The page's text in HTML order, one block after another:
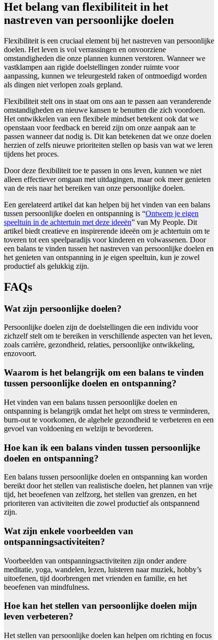
Het belang van flexibiliteit in het
nastreven van persoonlijke doelen
Flexibiliteit is een cruciaal element bij het nastreven van persoonlijke
doelen. Het leven is vol verrassingen en onvoorziene
omstandigheden die onze plannen kunnen verstoren. Wanneer we
vastklampen aan rigide doelstellingen zonder ruimte voor
aanpassing, kunnen we teleurgesteld raken of ontmoedigd worden
als dingen niet verlopen zoals gepland.
Flexibiliteit stelt ons in staat om ons aan te passen aan veranderende
omstandigheden en nieuwe kansen te benutten die zich voordoen.
Het ontwikkelen van een flexibele mindset betekent ook dat we
openstaan voor feedback en bereid zijn om onze aanpak aan te
passen wanneer dat nodig is. Dit kan betekenen dat we onze doelen
herzien of zelfs nieuwe prioriteiten stellen op basis van wat we leren
tijdens het proces.
Door deze flexibiliteit toe te passen in ons leven, kunnen we niet
alleen effectiever omgaan met uitdagingen, maar ook meer genieten
van de reis naar het bereiken van onze persoonlijke doelen.
Een gerelateerd artikel dat kan helpen bij het vinden van een balans
tussen persoonlijke doelen en ontspanning is “Ontwerp je eigen
speeltuin in de achtertuin met deze ideeën” van My People. Dit
artikel biedt creatieve en inspirerende ideeën om je achtertuin om te
toveren tot een speelparadijs voor kinderen en volwassenen. Door
een balans te vinden tussen het nastreven van persoonlijke doelen en
het genieten van ontspanning in je eigen speeltuin, kun je zowel
productief als gelukkig zijn.
FAQs
Wat zijn persoonlijke doelen?
Persoonlijke doelen zijn de doelstellingen die een individu voor
zichzelf stelt om te bereiken in verschillende aspecten van het leven,
zoals carrière, gezondheid, relaties, persoonlijke ontwikkeling,
enzovoort.
Waarom is het belangrijk om een balans te vinden
tussen persoonlijke doelen en ontspanning?
Het vinden van een balans tussen persoonlijke doelen en
ontspanning is belangrijk omdat het helpt om stress te verminderen,
burn-out te voorkomen, de algehele gezondheid te verbeteren en een
gevoel van voldoening en welzijn te bevorderen.
Hoe kan ik een balans vinden tussen persoonlijke
doelen en ontspanning?
Een balans tussen persoonlijke doelen en ontspanning kan worden
bereikt door het stellen van realistische doelen, het plannen van vrije
tijd, het beoefenen van zelfzorg, het stellen van grenzen, en het
prioriteren van activiteiten die zowel productief als ontspannend
zijn.
Wat zijn enkele voorbeelden van
ontspanningsactiviteiten?
Voorbeelden van ontspanningsactiviteiten zijn onder andere
meditatie, yoga, wandelen, lezen, luisteren naar muziek, hobby’s
uitoefenen, tijd doorbrengen met vrienden en familie, en het
beoefenen van mindfulness.
Hoe kan het stellen van persoonlijke doelen mijn
leven verbeteren?
Het stellen van persoonlijke doelen kan helpen om richting en focus